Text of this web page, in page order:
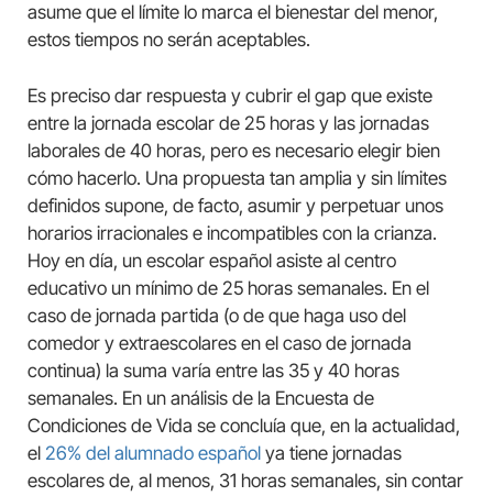
asume que el límite lo marca el bienestar del menor,
estos tiempos no serán aceptables.
Es preciso dar respuesta y cubrir el gap que existe
entre la jornada escolar de 25 horas y las jornadas
laborales de 40 horas, pero es necesario elegir bien
cómo hacerlo. Una propuesta tan amplia y sin límites
definidos supone, de facto, asumir y perpetuar unos
horarios irracionales e incompatibles con la crianza.
Hoy en día, un escolar español asiste al centro
educativo un mínimo de 25 horas semanales. En el
caso de jornada partida (o de que haga uso del
comedor y extraescolares en el caso de jornada
continua) la suma varía entre las 35 y 40 horas
semanales. En un análisis de la Encuesta de
Condiciones de Vida se concluía que, en la actualidad,
el 26% del alumnado español ya tiene jornadas
escolares de, al menos, 31 horas semanales, sin contar